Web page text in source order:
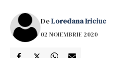
DeLoredana Iriciuc
02 NOIEMBRIE 2020